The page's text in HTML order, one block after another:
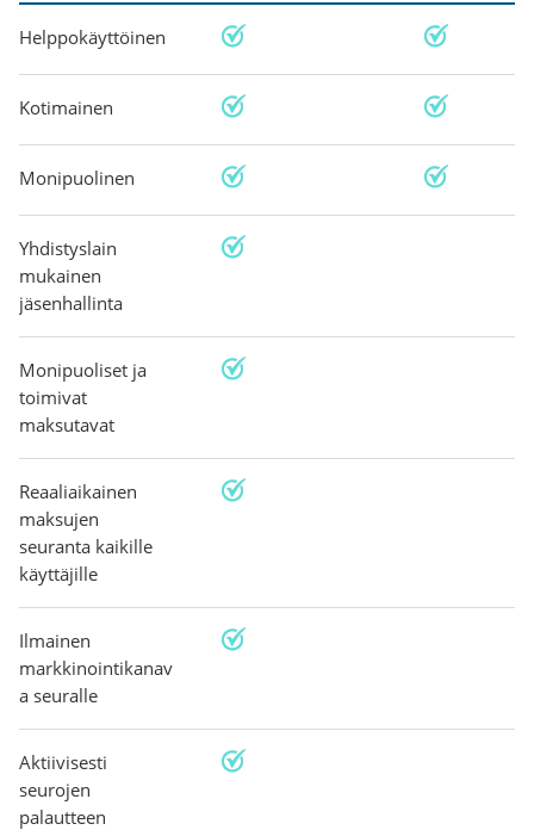
Helppokäyttöinen
Kotimainen
Monipuolinen
Yhdistyslain
mukainen
jäsenhallinta
Monipuoliset ja
toimivat
maksutavat
Reaaliaikainen
maksujen
seuranta kaikille
käyttäjille
Ilmainen
markkinointikanav
a seuralle
Aktiivisesti
seurojen
palautteen